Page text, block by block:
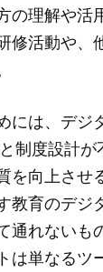
の理解や活
修活動や、
には、デジ
制度設計
を向上させ
教育のデジ
通れないも
は単なるツ